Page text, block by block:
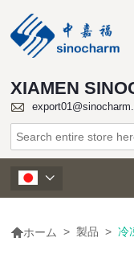
XIAMEN


ホーム > 製品 > 冷